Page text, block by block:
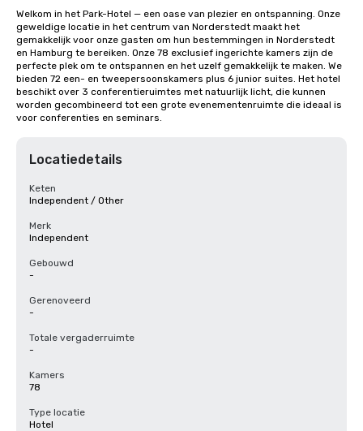
Welkom in het Park-Hotel — een oase van plezier en ontspanning. Onze
geweldige locatie in het centrum van Norderstedt maakt het
gemakkelijk voor onze gasten om hun bestemmingen in Norderstedt
en Hamburg te bereiken. Onze 78 exclusief ingerichte kamers zijn de
perfecte plek om te ontspannen en het uzelf gemakkelijk te maken. We
bieden 72 een- en tweepersoonskamers plus 6 junior suites. Het hotel
beschikt over 3 conferentieruimtes met natuurlijk licht, die kunnen
worden gecombineerd tot een grote evenementenruimte die ideaal is
voor conferenties en seminars.
Locatiedetails
Keten
Independent / Other
Merk
Independent
Gebouwd
-
Gerenoveerd
-
Totale vergaderruimte
-
Kamers
78
Type locatie
Hotel